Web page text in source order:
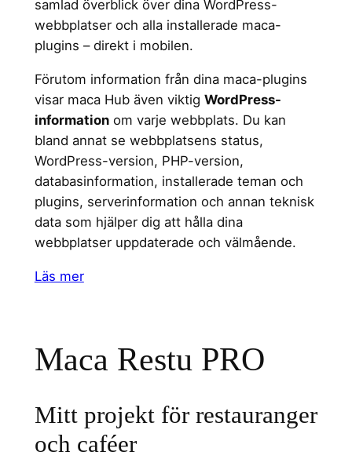
samlad överblick över dina WordPress-
webbplatser och alla installerade maca-
plugins – direkt i mobilen.
Förutom information från dina maca-plugins
visar maca Hub även viktig WordPress-
informationom varje webbplats. Du kan
bland annat se webbplatsens status,
WordPress-version, PHP-version,
databasinformation, installerade teman och
plugins, serverinformation och annan teknisk
data som hjälper dig att hålla dina
webbplatser uppdaterade och välmående.
Läs mer
Maca Restu PRO
Mitt projekt för restauranger
och caféer